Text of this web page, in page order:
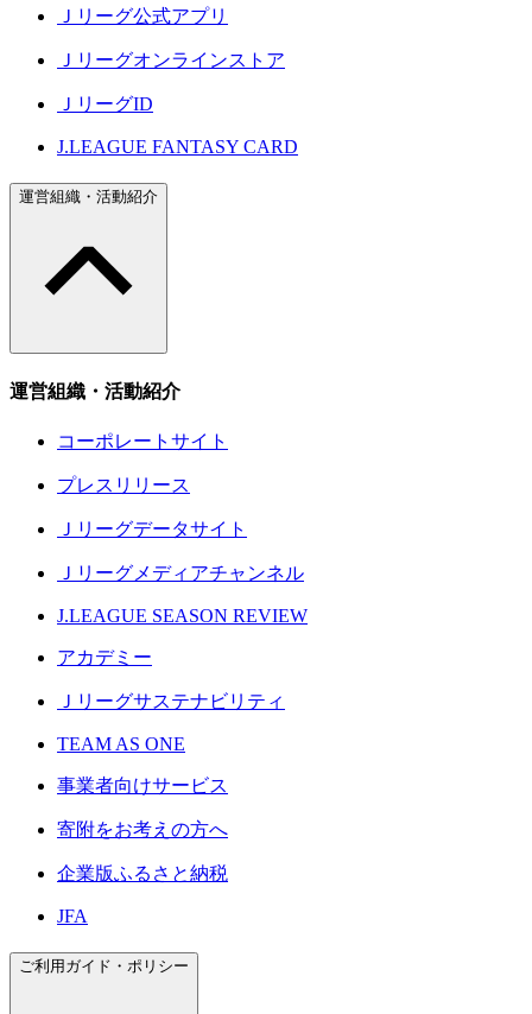
Ｊリーグ公式アプリ
Ｊリーグオンラインストア
ＪリーグID
J.LEAGUE FANTASY CARD
運営組織・活動紹介
運営組織・活動紹介
コーポレートサイト
プレスリリース
Ｊリーグデータサイト
Ｊリーグメディアチャンネル
J.LEAGUE SEASON REVIEW
アカデミー
Ｊリーグサステナビリティ
TEAM AS ONE
事業者向けサービス
寄附をお考えの方へ
企業版ふるさと納税
JFA
ご利用ガイド・ポリシー